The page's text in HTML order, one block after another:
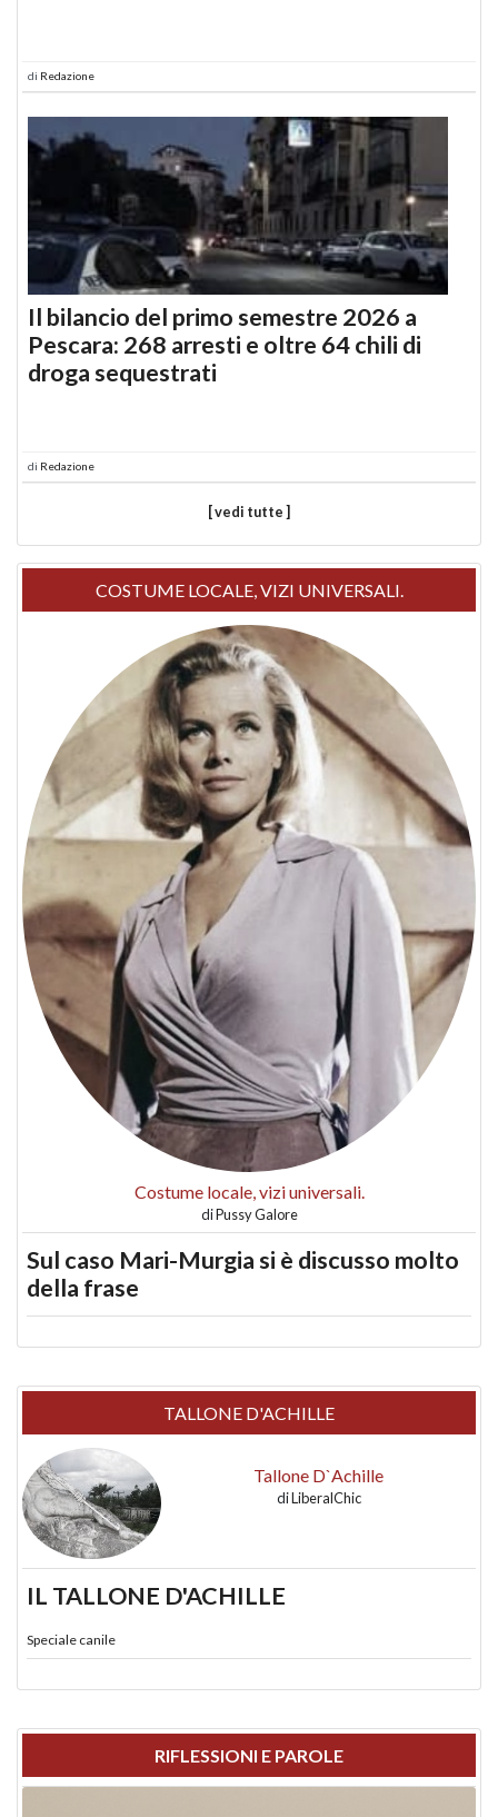
di Redazione
Il bilancio del primo semestre 2026 a
Pescara: 268 arresti e oltre 64 chili di
droga sequestrati
di Redazione
[ vedi tutte ]
COSTUME LOCALE, VIZI UNIVERSALI.
Costume locale, vizi universali.
diPussy Galore
Sul caso Mari-Murgia si è discusso molto
della frase
TALLONE D'ACHILLE
Tallone D`Achille
diLiberalChic
IL TALLONE D'ACHILLE
Speciale canile
RIFLESSIONI E PAROLE